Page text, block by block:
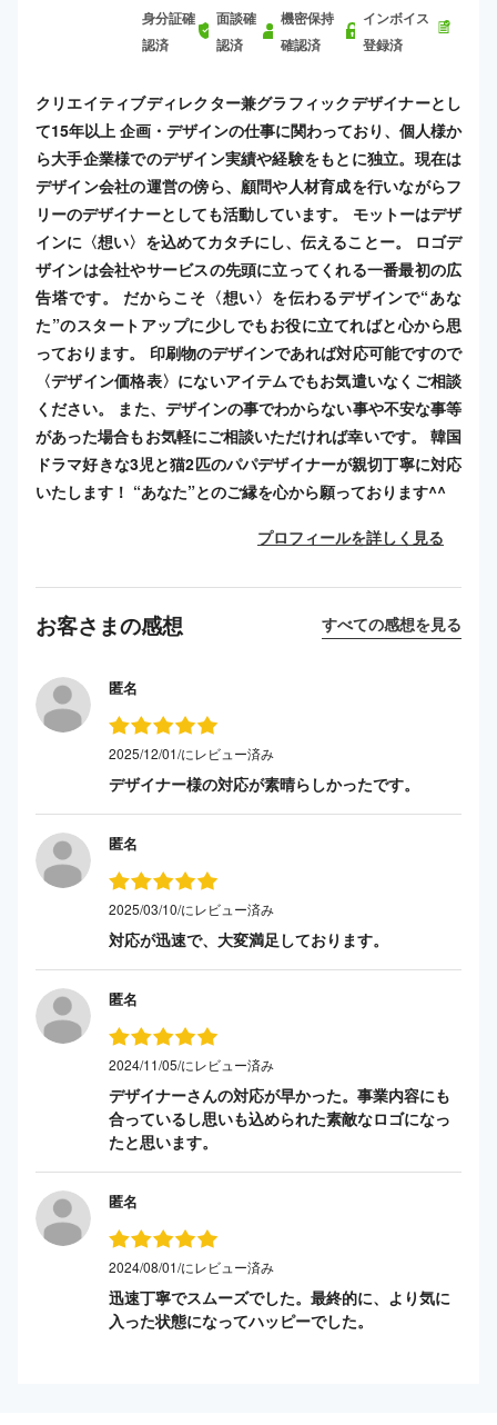
身分証確
認済
面談確
認済
機密保持
確認済
インボイス
登録済
クリエイティブディレクター兼グラフィックデザイナーとし
て15年以上 企画・デザインの仕事に関わっており、個人様か
ら大手企業様でのデザイン実績や経験をもとに独立。現在は
デザイン会社の運営の傍ら、顧問や人材育成を行いながらフ
リーのデザイナーとしても活動しています。 モットーはデザ
インに〈想い〉を込めてカタチにし、伝えることー。 ロゴデ
ザインは会社やサービスの先頭に立ってくれる一番最初の広
告塔です。 だからこそ〈想い〉を伝わるデザインで“あな
た”のスタートアップに少しでもお役に立てればと心から思
っております。 印刷物のデザインであれば対応可能ですので
〈デザイン価格表〉にないアイテムでもお気遣いなくご相談
ください。 また、デザインの事でわからない事や不安な事等
があった場合もお気軽にご相談いただければ幸いです。 韓国
ドラマ好きな3児と猫2匹のパパデザイナーが親切丁寧に対応
いたします！ “あなた”とのご縁を心から願っております^^
プロフィールを詳しく見る
お客さまの感想 すべての感想を見る
匿名
2025/12/01/にレビュー済み
デザイナー様の対応が素晴らしかったです。
匿名
2025/03/10/にレビュー済み
対応が迅速で、大変満足しております。
匿名
2024/11/05/にレビュー済み
デザイナーさんの対応が早かった。事業内容にも
合っているし思いも込められた素敵なロゴになっ
たと思います。
匿名
2024/08/01/にレビュー済み
迅速丁寧でスムーズでした。最終的に、より気に
入った状態になってハッピーでした。